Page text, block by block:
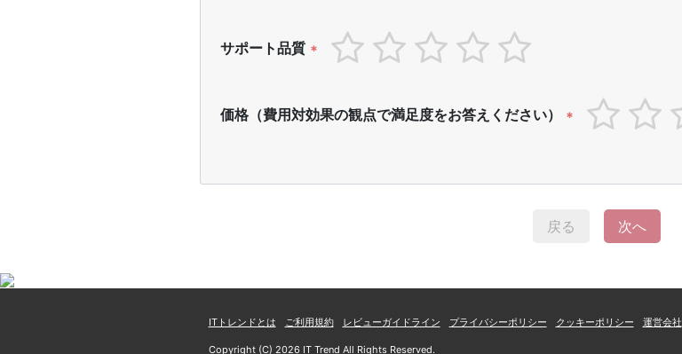
サポート品質 *
価格（費用対効果の観点で満足度をお答えください） *
戻る 次へ
ITトレンドとは ご利用規約 レビューガイドライン プライバシーポリシー クッキーポリシー 運営会社
Copyright (C) 2026 IT Trend All Rights Reserved.